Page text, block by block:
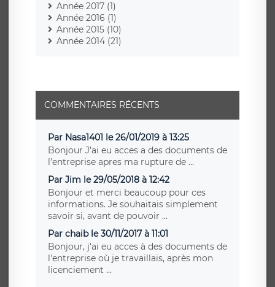
Année 2017 (1)
Année 2016 (1)
Année 2015 (10)
Année 2014 (21)
COMMENTAIRES RÉCENTS
Par Nasa1401 le 26/01/2019 à 13:25
Bonjour J’ai eu acces a des documents de
l’entreprise apres ma rupture de ...
Par Jim le 29/05/2018 à 12:42
Bonjour et merci beaucoup pour ces
informations. Je souhaitais simplement
savoir si, avant de pouvoir ...
Par chaib le 30/11/2017 à 11:01
Bonjour, j'ai eu acces à des documents de
l'entreprise où je travaillais, après mon
licenciement ...